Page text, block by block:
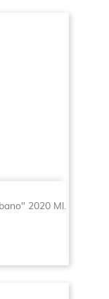
2020 Ml.